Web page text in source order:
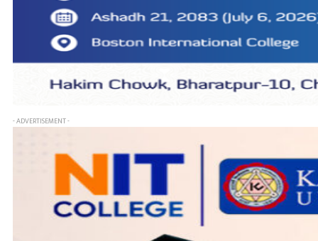
- ADVERTISEMENT -